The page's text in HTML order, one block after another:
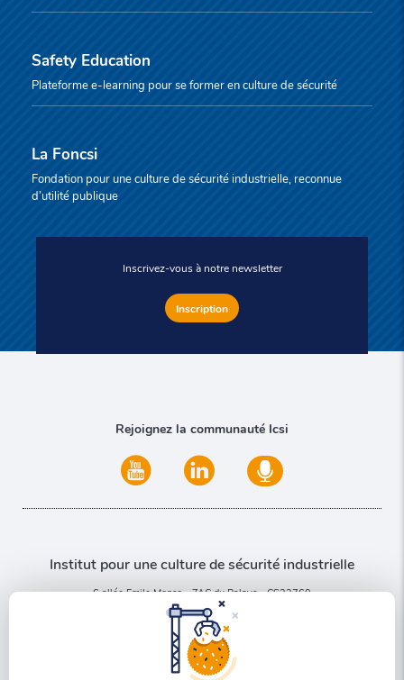
Safety Education
Plateforme e-learning pour se former en culture de sécurité
La Foncsi
Fondation pour une culture de sécurité industrielle, reconnue
d’utilité publique
Inscrivez-vous à notre newsletter
Inscription
Rejoignez la communauté Icsi
Institut pour une culture de sécurité industrielle
6 allée Emile Monso - ZAC du Palays - CS22760
31077 Toulouse Cedex 4
Nous contacter